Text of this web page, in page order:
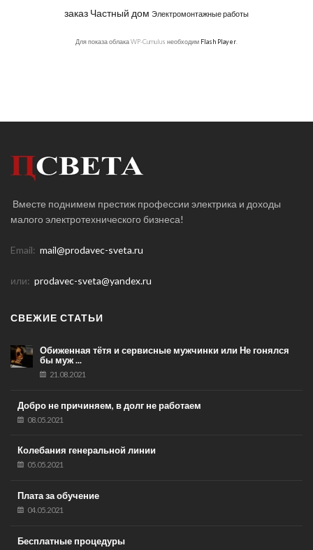
заказ Частный дом Электромонтажные работы
Для показа облака WP-Cumulus необходим Flash Player
Вместе поднимем престиж профессии электрика и доходы
малого электротехнического бизнеса!
Email: mail@prodavec-sveta.ru
или: prodavec-sveta@yandex.ru
СВЕЖИЕ СТАТЬИ
Обиженная тётя и сервисные мужчинки или Не гонялся
бы муж ...
21.08.2021
Добро не причиняем, в долг не работаем
08.05.2021
Колебания генеральной линии
05.05.2021
Плата за обучение
04.05.2021
Бесплатные процедуры